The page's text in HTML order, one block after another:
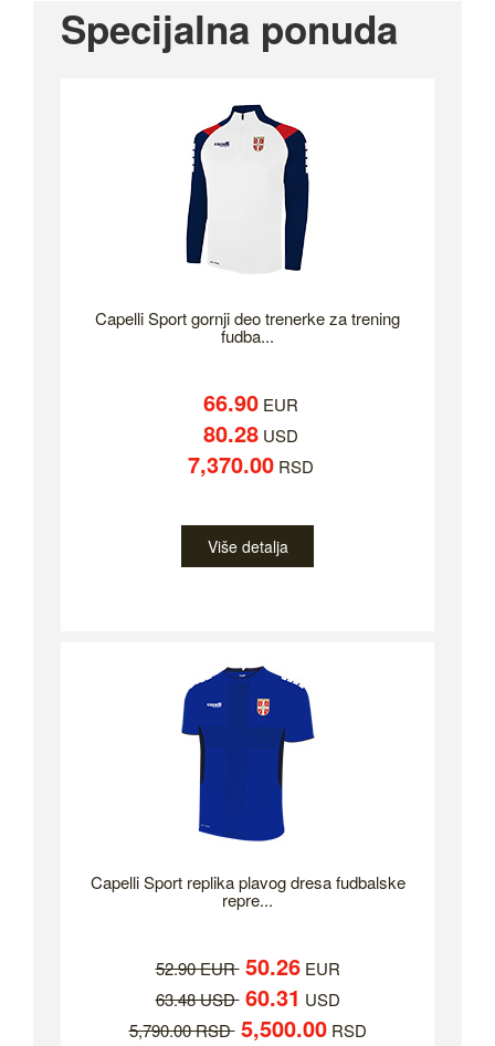
Specijalna ponuda
Capelli Sport gornji deo trenerke za trening
fudba...
66.90EUR
80.28USD
7,370.00RSD
Više detalja
Capelli Sport replika plavog dresa fudbalske
repre...
52.90 EUR 50.26EUR
63.48 USD 60.31 USD
5,790.00 RSD 5,500.00RSD